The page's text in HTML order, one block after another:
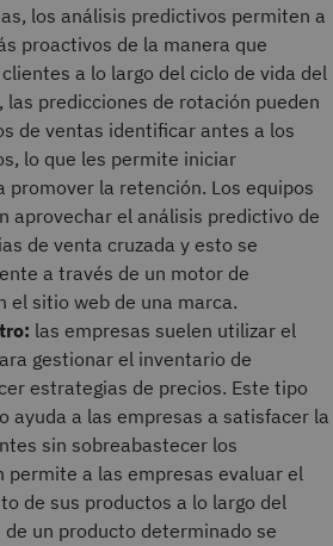
los análisis predictivos permiten a
proactivos de la manera que
a lo largo del ciclo de vida del
las predicciones de rotación pueden
de ventas identificar antes a los
lo que les permite iniciar
promover la retención. Los equipos
aprovechar el análisis predictivo de
de venta cruzada y esto se
a través de un motor de
el sitio web de una marca.
las empresas suelen utilizar el
gestionar el inventario de
estrategias de precios. Este tipo
ayuda a las empresas a satisfacer la
sin sobreabastecer los
permite a las empresas evaluar el
de sus productos a lo largo del
un producto determinado se